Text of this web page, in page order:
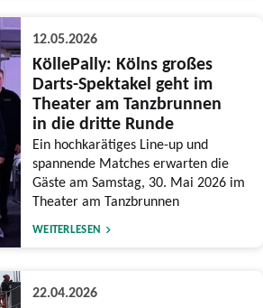
12.05.2026
KöllePally: Kölns großes
Darts-Spektakel geht im
Theater am Tanzbrunnen
in die dritte Runde
Ein hochkarätiges Line-up und
spannende Matches erwarten die
Gäste am Samstag, 30. Mai 2026 im
Theater am Tanzbrunnen
WEITERLESEN
22.04.2026